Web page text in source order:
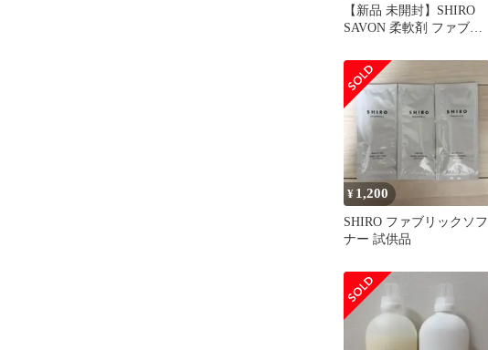
【新品 未開封】SHIRO
SAVON 柔軟剤 ファブリ
¥ 1,200
SHIRO ファブリックソフ
ナー 試供品